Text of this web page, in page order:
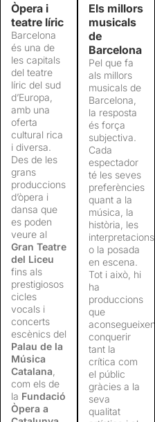
Òpera i
teatre líric
Barcelona
és una de
les capitals
del teatre
líric del sud
d’Europa,
amb una
oferta
cultural rica
i diversa.
Des de les
grans
produccions
d’òpera i
dansa que
es poden
veure al
Gran Teatre
del Liceu
fins als
prestigiosos
cicles
vocals i
concerts
escènics del
Palau de la
Música
Catalana
com els de
la Fundació
Òpera a
Els millors
musicals
de
Barcelona
Pel que fa
als millors
musicals de
Barcelona,
la resposta
és força
subjectiva.
Cada
espectador
té les seves
preferències
quant a la
música, la
història, les
interpretacions
o la posada
en escena.
Tot i això, hi
ha
produccions
que
aconsegueixen
conquerir
tant la
crítica com
el públic
gràcies a la
seva
qualitat